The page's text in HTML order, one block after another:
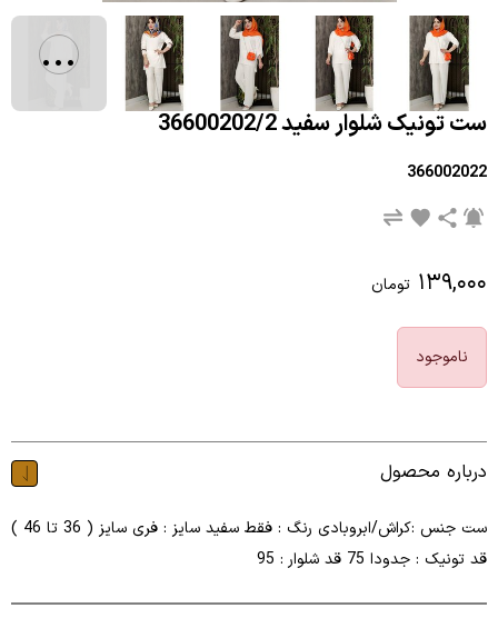
ست تونیک شلوار سفید 36600202/2
366002022
۱۳۹,۰۰۰ تومان
ناموجود
درباره محصول
ست جنس :کراش/ابروبادی رنگ : فقط سفید سایز : فری سایز ( 36 تا 46 )
قد تونیک : جدودا 75 قد شلوار : 95
...